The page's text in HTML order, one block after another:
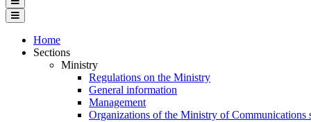
Home
Sections
Ministry
Regulations on the Ministry
General information
Management
Organizations of the Ministry of Communications